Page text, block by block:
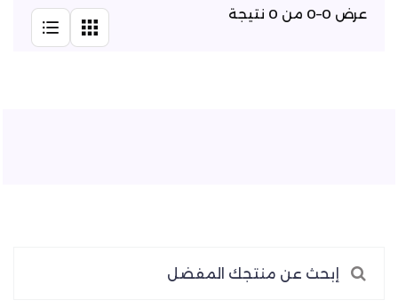
عرض 0–0 من 0 نتيجة